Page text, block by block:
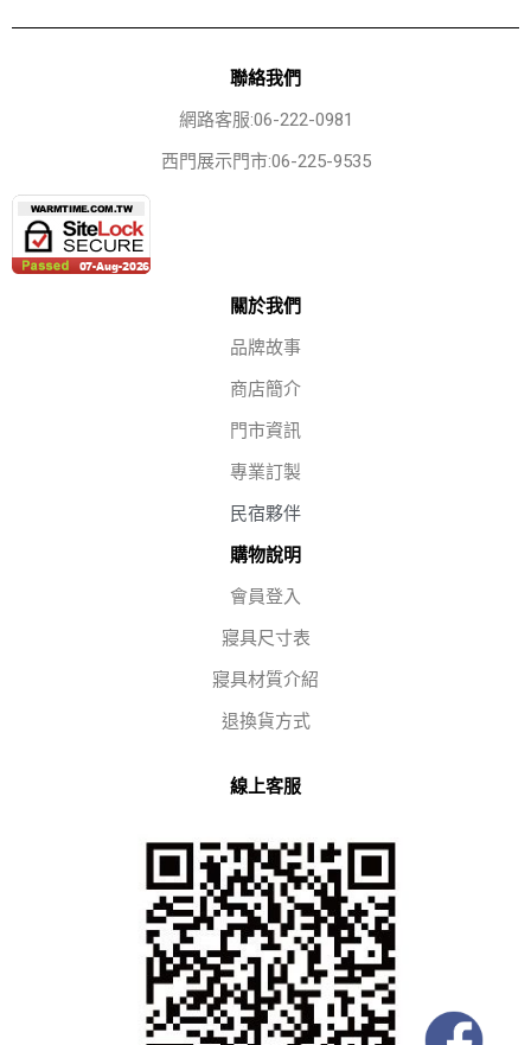
聯絡我們
網路客服:06-222-0981
西門展示門市:06-225-9535
關於我們
品牌故事
商店簡介
門市資訊
專業訂製
民宿夥伴
購物說明
會員登入
寢具尺寸表
寢具材質介紹
退換貨方式
線上客服